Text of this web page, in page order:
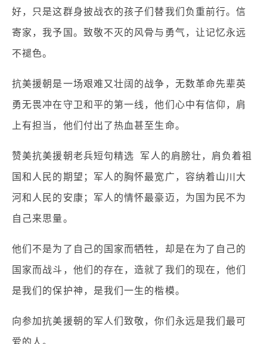
好，只是这群身披战衣的孩子们替我们负重前行。信
寄家，我予国。致敬不灭的风骨与勇气，让记忆永远
不褪色。
抗美援朝是一场艰难又壮阔的战争，无数革命先辈英
勇无畏冲在守卫和平的第一线，他们心中有信仰，肩
上有担当，他们付出了热血甚至生命。
赞美抗美援朝老兵短句精选 军人的肩膀壮，肩负着祖
国和人民的期望；军人的胸怀最宽广，容纳着山川大
河和人民的安康；军人的情怀最豪迈，为国为民不为
自己来思量。
他们不是为了自己的国家而牺牲，却是在为了自己的
国家而战斗，他们的存在，造就了我们的现在，他们
是我们的保护神，是我们一生的楷模。
向参加抗美援朝的军人们致敬，你们永远是我们最可
爱的人。